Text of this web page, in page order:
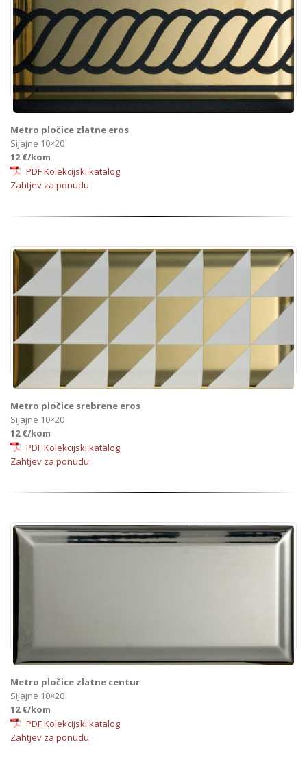
Metro pločice zlatne eros
Sijajne 10×20
12 €/kom
PDF Kolekcijski katalog
Zahtjev za ponudu
Metro pločice srebrene eros
Sijajne 10×20
12 €/kom
PDF Kolekcijski katalog
Zahtjev za ponudu
Metro pločice zlatne centur
Sijajne 10×20
12 €/kom
PDF Kolekcijski katalog
Zahtjev za ponudu